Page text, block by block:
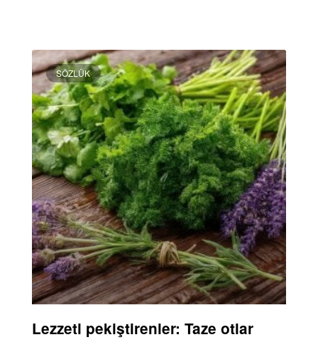
SÖZLÜK
Lezzeti pekiştirenler: Taze otlar